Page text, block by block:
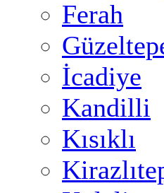
Ferah
İcadiye
Kandilli
Kısıklı